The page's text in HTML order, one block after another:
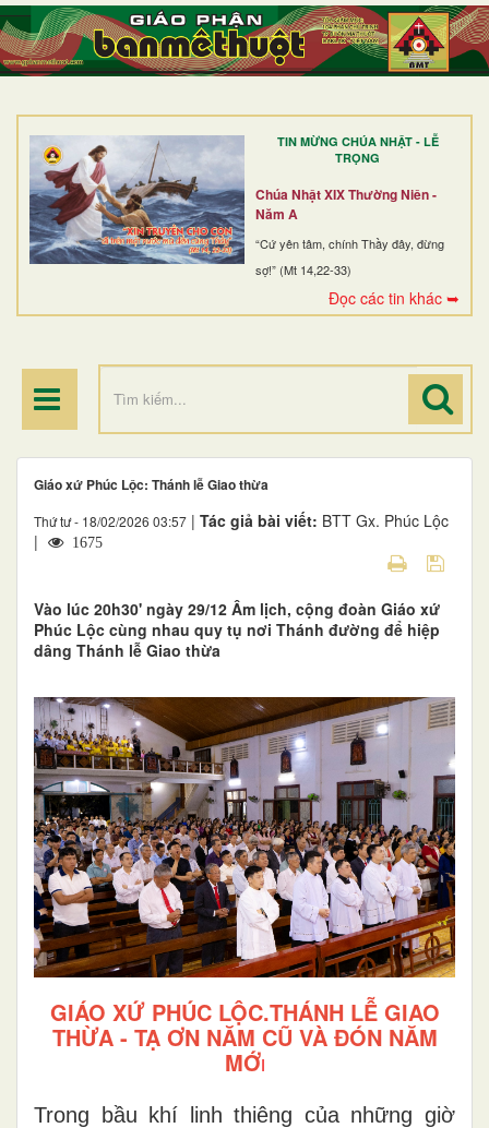
TIN MỪNG CHÚA NHẬT - LỄ
TRỌNG
Chúa Nhật XIX Thường Niên -
Năm A
“Cứ yên tâm, chính Thầy đây, đừng
sợ!” (Mt 14,22-33)
Đọc các tin khác ➥
TRANG NHẤT
GIỚI THIỆU
DÒNG TU
BAN MỤC VỤ
ĐOÀN THỂ CG
ĐIỂM HÀNH HƯƠNG
Giáo xứ Phúc Lộc: Thánh lễ Giao thừa
Thứ tư - 18/02/2026 03:57 | Tác giả bài viết: BTT Gx. Phúc Lộc
|
1675
Vào lúc 20h30' ngày 29/12 Âm lịch, cộng đoàn Giáo xứ
Phúc Lộc cùng nhau quy tụ nơi Thánh đường để hiệp
dâng Thánh lễ Giao thừa
GIÁO XỨ PHÚC LỘC.THÁNH LỄ GIAO
THỪA - TẠ ƠN NĂM CŨ VÀ ĐÓN NĂM
MỚI
Trong bầu khí linh thiêng của những giờ